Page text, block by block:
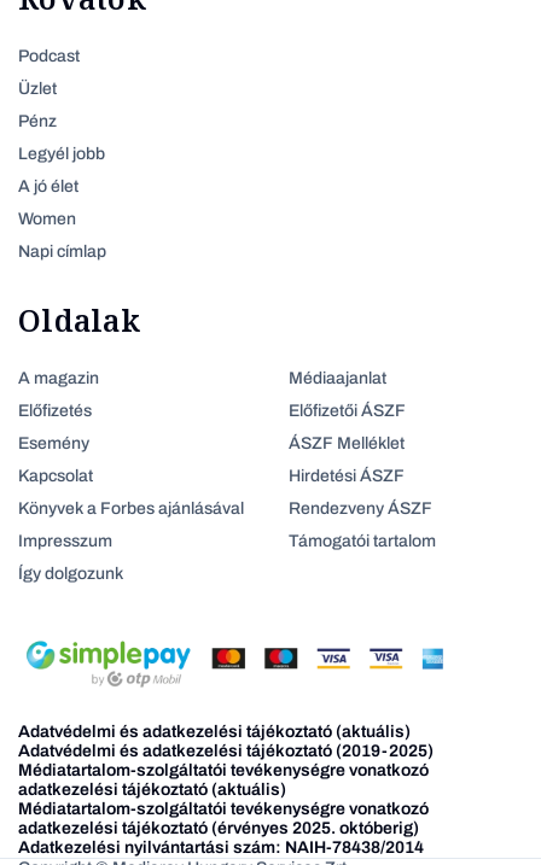
Podcast
Üzlet
Pénz
Legyél jobb
A jó élet
Women
Napi címlap
Oldalak
A magazin
Előfizetés
Esemény
Kapcsolat
Könyvek a Forbes ajánlásával
Impresszum
Így dolgozunk
Médiaajanlat
Előfizetői ÁSZF
ÁSZF Melléklet
Hirdetési ÁSZF
Rendezveny ÁSZF
Támogatói tartalom
Adatvédelmi és adatkezelési tájékoztató (aktuális)
Adatvédelmi és adatkezelési tájékoztató (2019-2025)
Médiatartalom-szolgáltatói tevékenységre vonatkozó
adatkezelési tájékoztató (aktuális)
Médiatartalom-szolgáltatói tevékenységre vonatkozó
adatkezelési tájékoztató (érvényes 2025. októberig)
Adatkezelési nyilvántartási szám: NAIH-78438/2014